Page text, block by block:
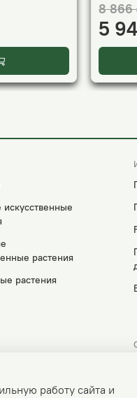
8 866
5
растения
растения
работу сайта и